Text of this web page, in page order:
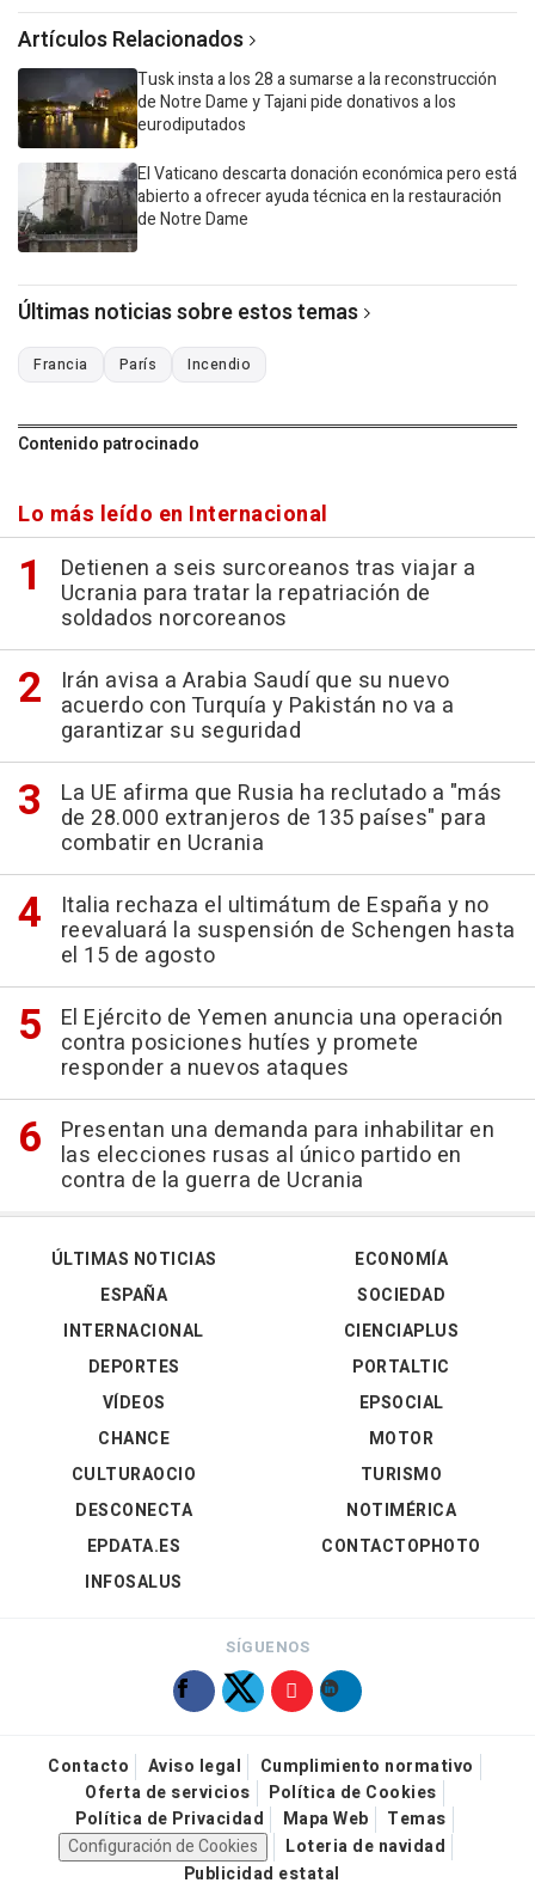
Artículos Relacionados
Tusk insta a los 28 a sumarse a la reconstrucción
de Notre Dame y Tajani pide donativos a los
eurodiputados
El Vaticano descarta donación económica pero está
abierto a ofrecer ayuda técnica en la restauración
de Notre Dame
Últimas noticias sobre estos temas
Francia París Incendio
Contenido patrocinado
Lo más leído en Internacional
Detienen a seis surcoreanos tras viajar a
Ucrania para tratar la repatriación de
soldados norcoreanos
Irán avisa a Arabia Saudí que su nuevo
acuerdo con Turquía y Pakistán no va a
garantizar su seguridad
La UE afirma que Rusia ha reclutado a "más
de 28.000 extranjeros de 135 países" para
combatir en Ucrania
Italia rechaza el ultimátum de España y no
reevaluará la suspensión de Schengen hasta
el 15 de agosto
El Ejército de Yemen anuncia una operación
contra posiciones hutíes y promete
responder a nuevos ataques
Presentan una demanda para inhabilitar en
las elecciones rusas al único partido en
contra de la guerra de Ucrania
ÚLTIMAS NOTICIAS
ESPAÑA
INTERNACIONAL
DEPORTES
VÍDEOS
ECONOMÍA
SOCIEDAD
CIENCIAPLUS
PORTALTIC
EPSOCIAL
CHANCE
CULTURAOCIO
DESCONECTA
EPDATA.ES
INFOSALUS
MOTOR
TURISMO
NOTIMÉRICA
CONTACTOPHOTO
SÍGUENOS
Contacto Aviso legal
Cumplimiento normativo
Oferta de servicios
Política de Cookies
Política de Privacidad
Mapa Web
Temas
Configuración de Cookies
Loteria de navidad
Publicidad estatal